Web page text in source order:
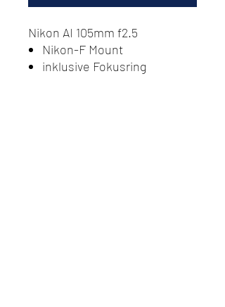
Nikon AI 105mm f2.5
Nikon-F Mount
inklusive Fokusring